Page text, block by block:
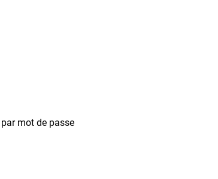
mot de passe